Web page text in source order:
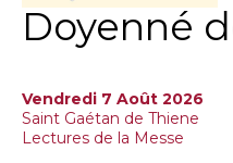
Doyenné
Vendredi 7 Août 2026
Saint Gaétan de Thiene
Lectures de la Messe